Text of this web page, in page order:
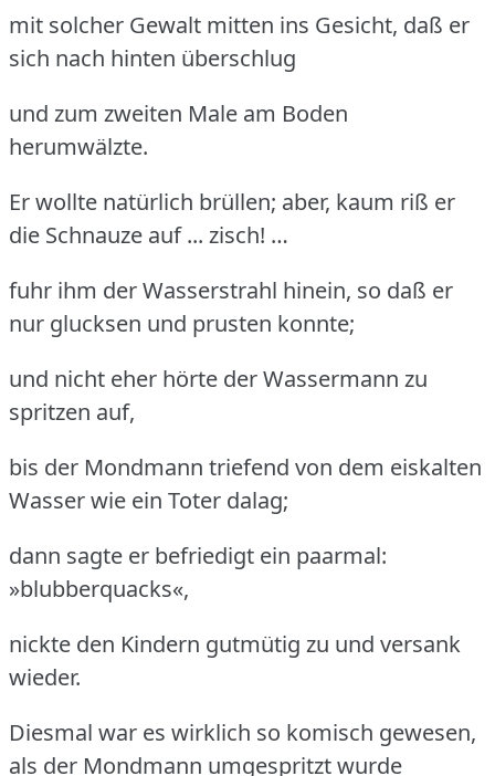
mit solcher Gewalt mitten ins Gesicht, daß er
sich nach hinten überschlug
und zum zweiten Male am Boden
herumwälzte.
Er wollte natürlich brüllen; aber, kaum riß er
die Schnauze auf ... zisch! …
fuhr ihm der Wasserstrahl hinein, so daß er
nur glucksen und prusten konnte;
und nicht eher hörte der Wassermann zu
spritzen auf,
bis der Mondmann triefend von dem eiskalten
Wasser wie ein Toter dalag;
dann sagte er befriedigt ein paarmal:
»blubberquacks«,
nickte den Kindern gutmütig zu und versank
wieder.
Diesmal war es wirklich so komisch gewesen,
als der Mondmann umgespritzt wurde